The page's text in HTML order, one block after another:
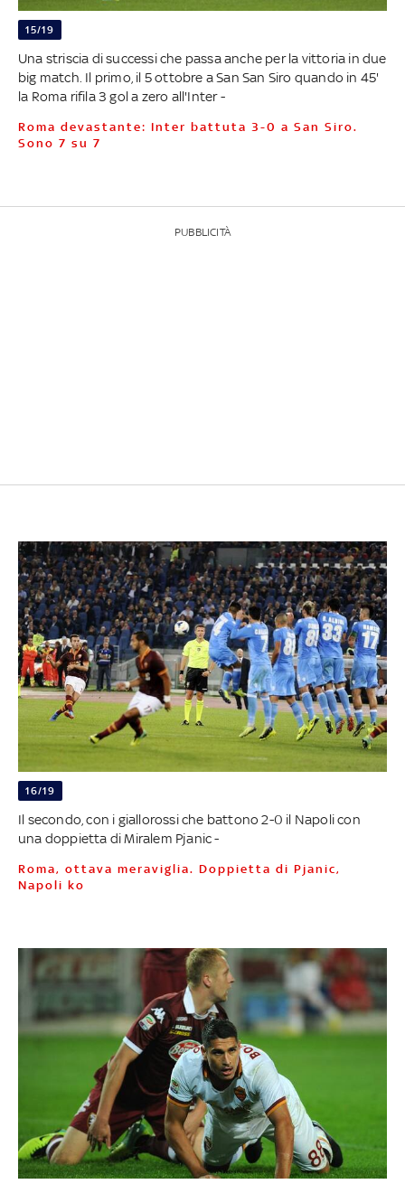
15/19
Una striscia di successi che passa anche per la vittoria in due
big match. Il primo, il 5 ottobre a San San Siro quando in 45'
la Roma rifila 3 gol a zero all'Inter -
Roma devastante: Inter battuta 3-0 a San Siro.
Sono 7 su 7
PUBBLICITÀ
16/19
Il secondo, con i giallorossi che battono 2-0 il Napoli con
una doppietta di Miralem Pjanic -
Roma, ottava meraviglia. Doppietta di Pjanic,
Napoli ko